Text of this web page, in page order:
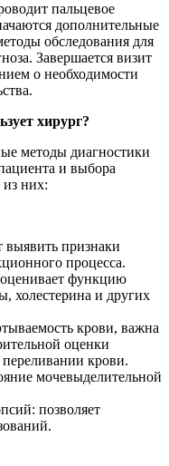
пальцевое
дополнительные
обследования для
Завершается визит
о необходимости
хирург?
методы диагностики
и выбора
них:
признаки
процесса.
функцию
холестерина и других
крови, важна
оценки
крови.
мочевыделительной
позволяет